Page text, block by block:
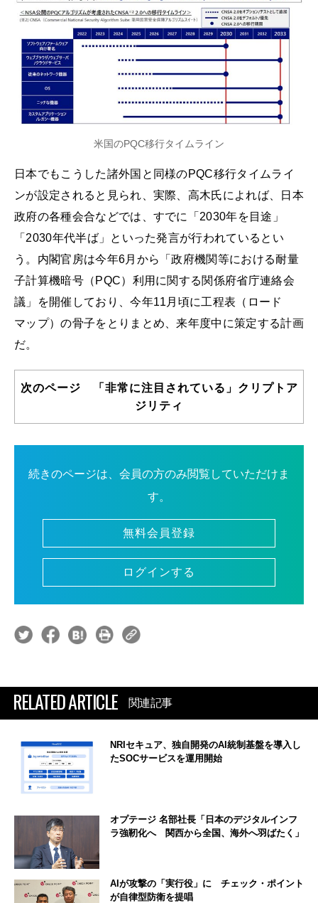
米国のPQC移行タイムライン
日本でもこうした諸外国と同様のPQC移行タイムライ
ンが設定されると見られ、実際、高木氏によれば、日本
政府の各種会合などでは、すでに「2030年を目途」
「2030年代半ば」といった発言が行われているとい
う。内閣官房は今年6月から「政府機関等における耐量
子計算機暗号（PQC）利用に関する関係府省庁連絡会
議」を開催しており、今年11月頃に工程表（ロード
マップ）の骨子をとりまとめ、来年度中に策定する計画
だ。
次のページ 「非常に注目されている」クリプトア
ジリティ
続きのページは、会員の方のみ閲覧していただけま
す。
無料会員登録
ログインする
RELATED ARTICLE 関連記事
NRIセキュア、独自開発のAI統制基盤を導入し
たSOCサービスを運用開始
オプテージ 名部社長「日本のデジタルインフ
ラ強靭化へ 関西から全国、海外へ羽ばたく」
AIが攻撃の「実行役」に チェック・ポイント
が自律型防衛を提唱